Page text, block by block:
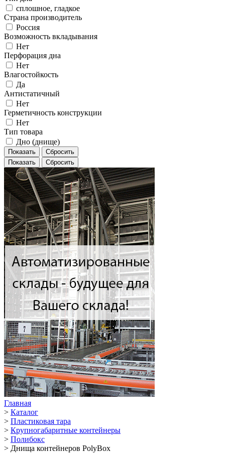
сплошное, гладкое
Страна производитель
Россия
Возможность вкладывания
Нет
Перфорация дна
Нет
Влагостойкость
Да
Антистатичный
Нет
Герметичность конструкции
Нет
Тип товара
Дно (днище)
Показать Сбросить
Главная
> Каталог
> Пластиковая тара
> Крупногабаритные контейнеры
> Полибокс
> Днища контейнеров PolyBox